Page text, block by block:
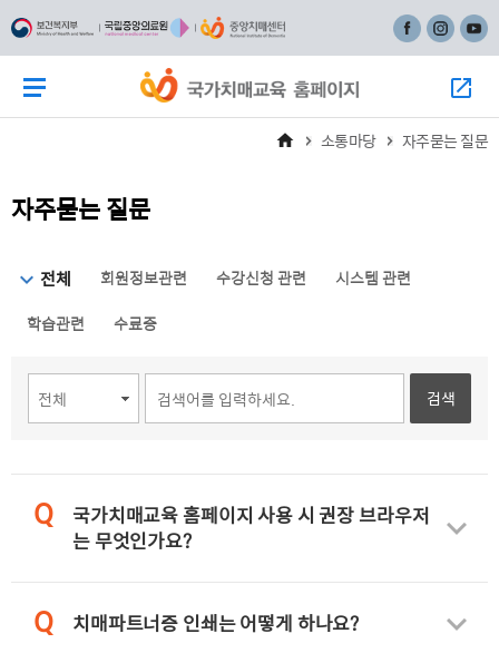
주
메
로
본
문
가
메뉴 버튼
페이스북인스타그
유튜
소통마당 자주묻는 질문
자주묻는 질문
전체 선택됨회원정보관련 수강신청 관련
시스템 관련
학습관련
수료증
검색
Q
국가치매교육 홈페이지 사용 시 권장 브라우저
는 무엇인가요?
Q 치매파트너증 인쇄는 어떻게 하나요?